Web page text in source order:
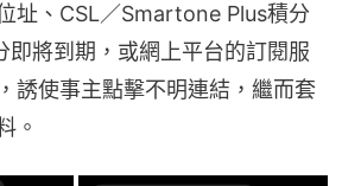
址、CSL／Smartone Plus積分
即將到期，或網上平台的訂閱服
誘使事主點擊不明連結，繼而套
。